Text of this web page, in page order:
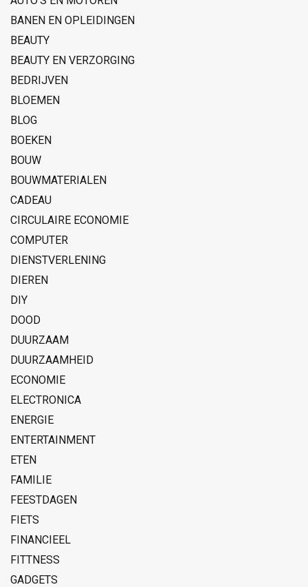
BANEN EN OPLEIDINGEN
BEAUTY
BEAUTY EN VERZORGING
BEDRIJVEN
BLOEMEN
BLOG
BOEKEN
BOUW
BOUWMATERIALEN
CADEAU
CIRCULAIRE ECONOMIE
COMPUTER
DIENSTVERLENING
DIEREN
DIY
DOOD
DUURZAAM
DUURZAAMHEID
ECONOMIE
ELECTRONICA
ENERGIE
ENTERTAINMENT
ETEN
FAMILIE
FEESTDAGEN
FIETS
FINANCIEEL
FITTNESS
GADGETS